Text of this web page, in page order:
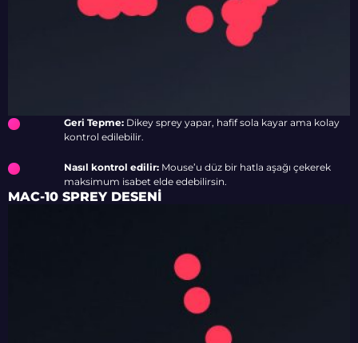
Geri Tepme: Dikey sprey yapar, hafif sola kayar ama kolay
kontrol edilebilir.
Nasıl kontrol edilir: Mouse’u düz bir hatla aşağı çekerek
maksimum isabet elde edebilirsin.
MAC-10 SPREY DESENI